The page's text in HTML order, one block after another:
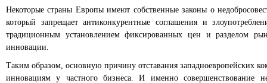
Некоторые страны Европы имеют собственные законы о
который запрещает антиконкурентные соглашения и
традиционным установлением фиксированных цен и разделом
инновации.
Таким образом, основную причину отставания западноевропейских
инновациям у частного бизнеса. И именно совершенствование